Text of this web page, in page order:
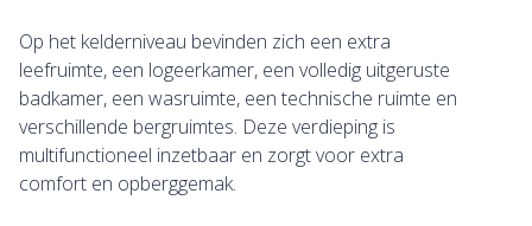
Op het kelderniveau bevinden zich een extra
leefruimte, een logeerkamer, een volledig uitgeruste
badkamer, een wasruimte, een technische ruimte en
verschillende bergruimtes. Deze verdieping is
multifunctioneel inzetbaar en zorgt voor extra
comfort en opberggemak.